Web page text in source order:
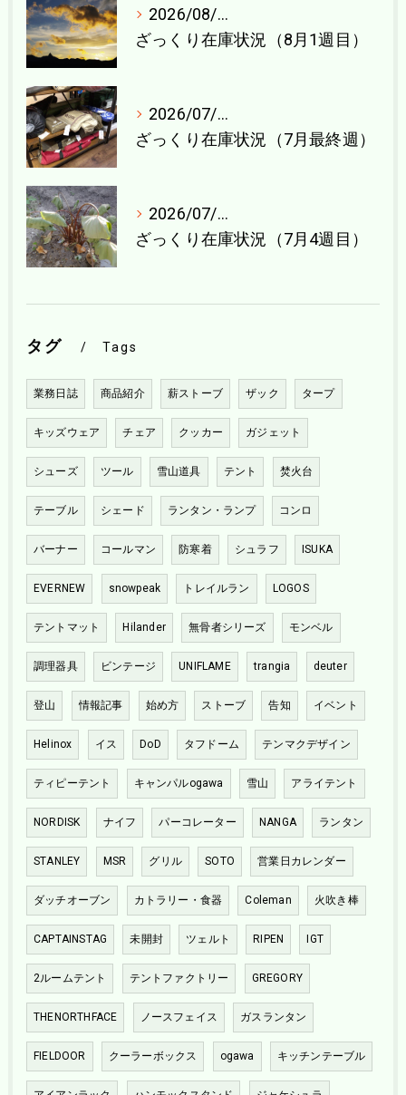
2026/08/04
ざっくり在庫状況（8月1週目）
2026/07/27
ざっくり在庫状況（7月最終週）
2026/07/21
ざっくり在庫状況（7月4週目）
タグ Tags
業務日誌 商品紹介 薪ストーブ ザック タープ
キッズウェア チェア クッカー ガジェット
シューズ ツール 雪山道具 テント 焚火台
テーブル シェード ランタン・ランプ コンロ
バーナー コールマン 防寒着 シュラフ ISUKA
EVERNEW snowpeak トレイルラン LOGOS
テントマット Hilander 無骨者シリーズ モンベル
調理器具 ビンテージ UNIFLAME trangia deuter
登山 情報記事 始め方 ストーブ 告知 イベント
Helinox イス DoD タフドーム テンマクデザイン
ティピーテント キャンパルogawa 雪山 アライテント
NORDISK ナイフ パーコレーター NANGA ランタン
STANLEY MSR グリル SOTO 営業日カレンダー
ダッチオーブン カトラリー・食器 Coleman 火吹き棒
CAPTAINSTAG 未開封 ツェルト RIPEN IGT
2ルームテント テントファクトリー GREGORY
THENORTHFACE ノースフェイス ガスランタン
FIELDOOR クーラーボックス ogawa キッチンテーブル